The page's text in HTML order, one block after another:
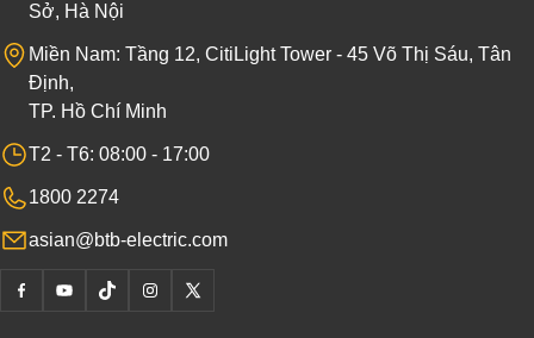
Sở, Hà Nội
Miền Nam: Tầng 12, CitiLight Tower - 45 Võ Thị Sáu, Tân
Định,
TP. Hồ Chí Minh
T2 - T6: 08:00 - 17:00
1800 2274
asian@btb-electric.com